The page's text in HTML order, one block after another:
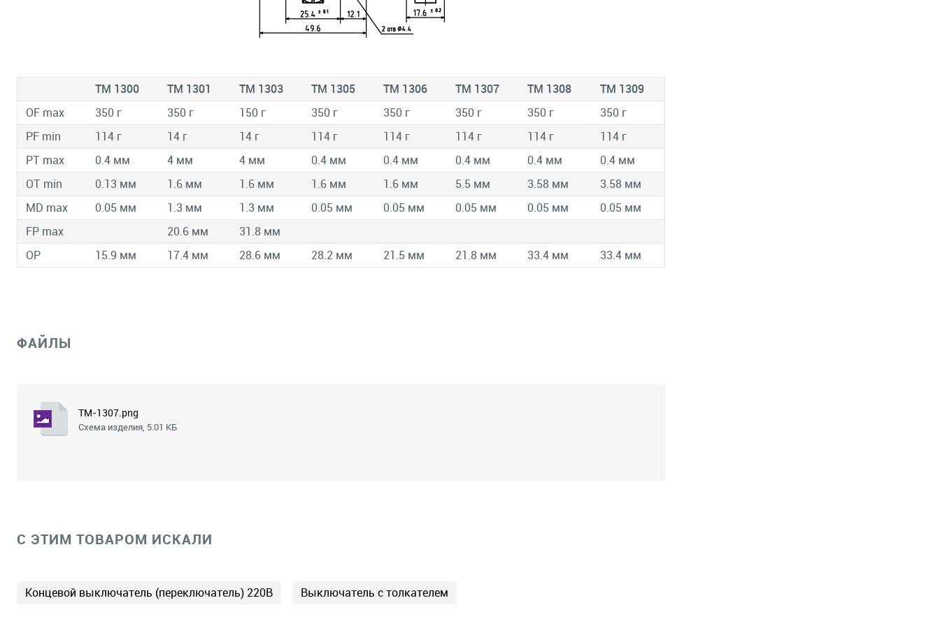
TM 1300 TM 1301 TM 1303 TM 1305 TM 1306 TM 1307 TM 1308
TM 1309
OF max
350 г 350 г 150 г 350 г 350 г 350 г 350 г
350 г
PF min
114 г 14 г 14 г 114 г 114 г 114 г 114 г
114 г
PT max
0.4 мм 4 мм 4 мм 0.4 мм 0.4 мм 0.4 мм 0.4 мм
0.4 мм
OT min
0.13 мм 1.6 мм 1.6 мм 1.6 мм 1.6 мм 5.5 мм 3.58 мм
3.58 мм
MD max
0.05 мм 1.3 мм 1.3 мм 0.05 мм 0.05 мм 0.05 мм 0.05 мм
0.05 мм
FP max
20.6 мм
31.8 мм
OP
15.9 мм 17.4 мм 28.6 мм 28.2 мм 21.5 мм 21.8 мм 33.4 мм 33.4 мм
ФАЙЛЫ
TM-1307.png
Схема изделия, 5.01 КБ
C ЭТИМ ТОВАРОМ ИСКАЛИ
Концевой выключатель (переключатель) 220В Выключатель с толкателем